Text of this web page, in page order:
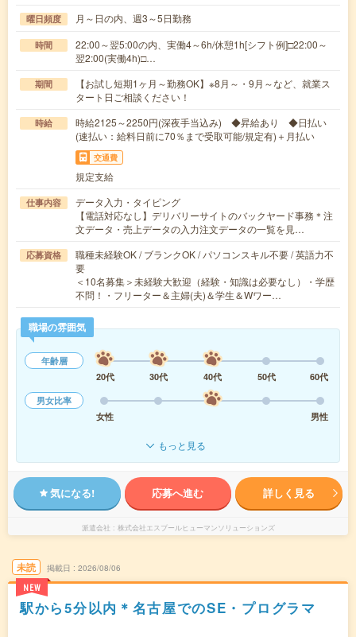
曜日頻度 月～日の内、週3～5日勤務
時間
22:00～翌5:00の内、実働4～6h/休憩1h[シフト例]□22:00～
翌2:00(実働4h)□…
期間
【お試し短期1ヶ月～勤務OK】※8月～・9月～など、就業ス
タート日ご相談ください！
時給
時給2125～2250円(深夜手当込み) ◆昇給あり ◆日払い
(速払い：給料日前に70％まで受取可能/規定有)＋月払い
交通費
規定支給
仕事内容
データ入力・タイピング
【電話対応なし】デリバリーサイトのバックヤード事務＊注
文データ・売上データの入力注文データの一覧を見…
応募資格
職種未経験OK / ブランクOK / パソコンスキル不要 / 英語力不
要
＜10名募集＞未経験大歓迎（経験・知識は必要なし）・学歴
不問！・フリーター＆主婦(夫)＆学生＆Wワー…
職場の雰囲気
年齢層
20代
30代 40代 50代
60代
男女比率
女性
男性
もっと見る
気になる! 応募へ進む 詳しく見る
派遣会社 株式会社エスプールヒューマンソリューションズ
未読
NEW
掲載日 2026/08/06
駅から5分以内＊名古屋でのSE・プログラマ